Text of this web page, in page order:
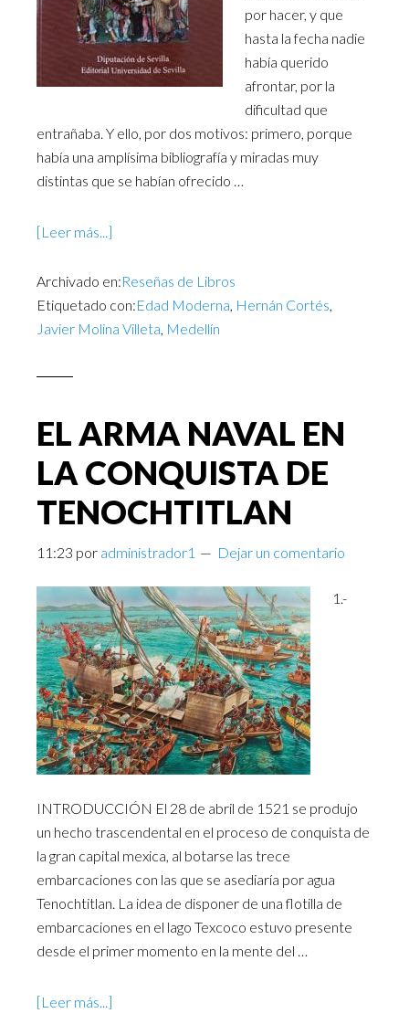
por hacer, y que
hasta la fecha nadie
había querido
afrontar, por la
dificultad que
entrañaba. Y ello, por dos motivos: primero, porque
había una amplísima bibliografía y miradas muy
distintas que se habían ofrecido …
[Leer más...]
Archivado en:Reseñas de Libros
Etiquetado con:Edad Moderna, Hernán Cortés,
Javier Molina Villeta, Medellín
EL ARMA NAVAL EN
LA CONQUISTA DE
TENOCHTITLAN
11:23 por administrador1 Dejar un comentario
1.-
INTRODUCCIÓN El 28 de abril de 1521 se produjo
un hecho trascendental en el proceso de conquista de
la gran capital mexica, al botarse las trece
embarcaciones con las que se asediaría por agua
Tenochtitlan. La idea de disponer de una flotilla de
embarcaciones en el lago Texcoco estuvo presente
desde el primer momento en la mente del …
[Leer más...]